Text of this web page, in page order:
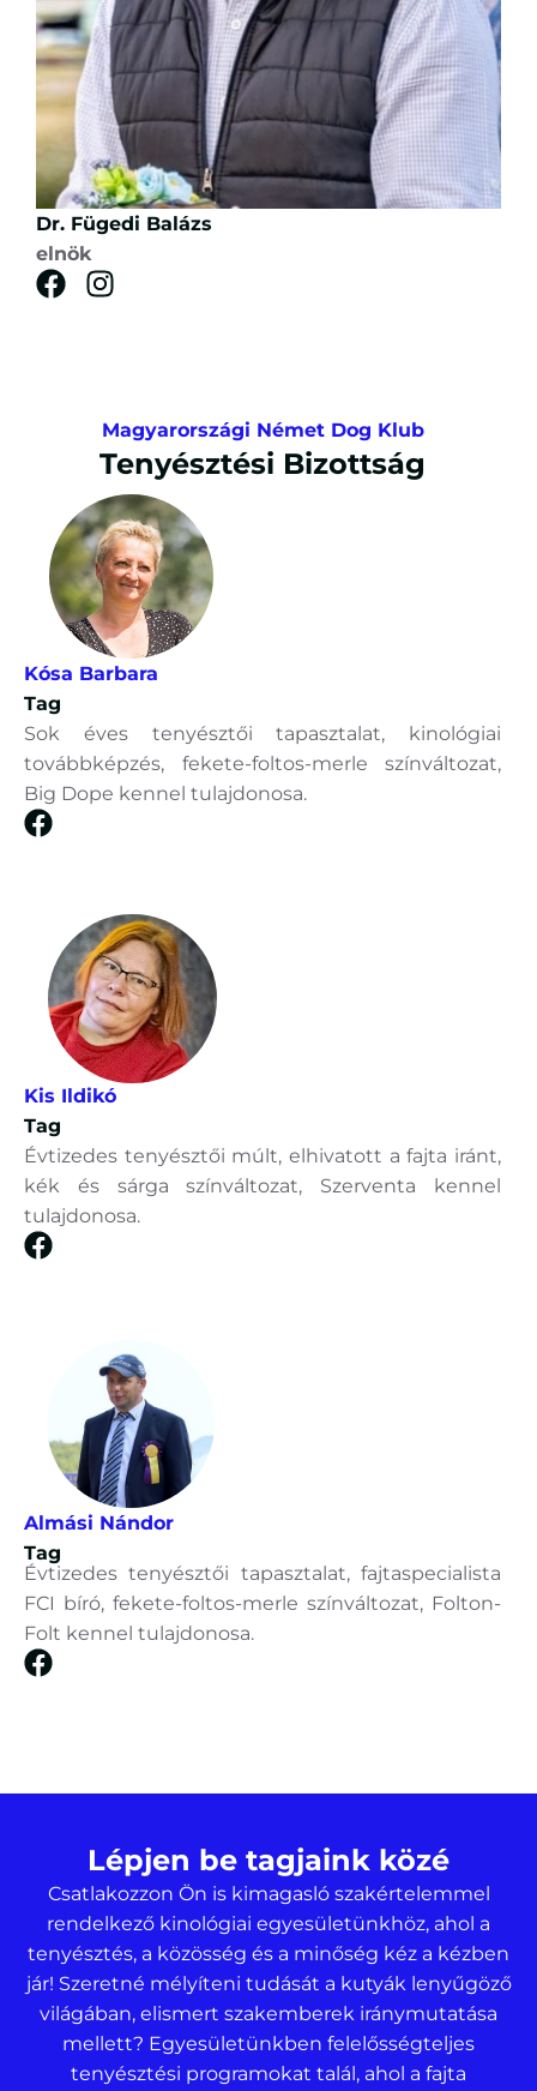
Dr. Fügedi Balázs
elnök
Magyarországi Német Dog Klub
Tenyésztési Bizottság
Kósa Barbara
Tag
Sok éves tenyésztői tapasztalat, kinológiai
továbbképzés, fekete-foltos-merle színváltozat,
Big Dope kennel tulajdonosa.
Kis Ildikó
Tag
Évtizedes tenyésztői múlt, elhivatott a fajta iránt,
kék és sárga színváltozat, Szerventa kennel
tulajdonosa.
Almási Nándor
Tag
Évtizedes tenyésztői tapasztalat, fajtaspecialista
FCI bíró, fekete-foltos-merle színváltozat, Folton-
Folt kennel tulajdonosa.
Lépjen be tagjaink közé
Csatlakozzon Ön is kimagasló szakértelemmel
rendelkező kinológiai egyesületünkhöz, ahol a
tenyésztés, a közösség és a minőség kéz a kézben
jár! Szeretné mélyíteni tudását a kutyák lenyűgöző
világában, elismert szakemberek iránymutatása
mellett? Egyesületünkben felelősségteljes
tenyésztési programokat talál, ahol a fajta